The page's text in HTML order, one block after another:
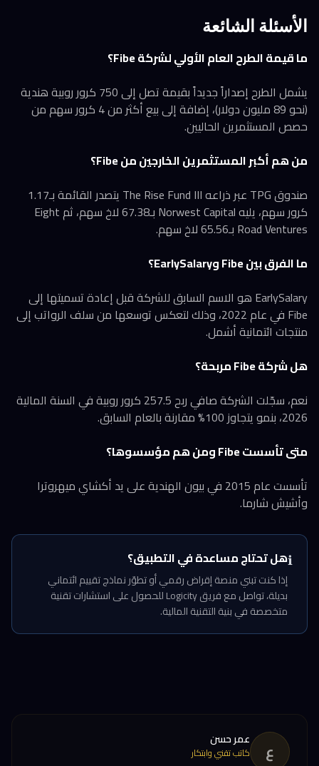
الأسئلة الشائعة
ما قيمة الطرح العام الأولي لشركة Fibe؟
يشمل الطرح إصداراً جديداً بقيمة تصل إلى 750 كرور روبية هندية
(نحو 89 مليون دولار)، إضافة إلى بيع أكثر من 4 كرور سهم من
حصص المستثمرين الحاليين.
من هم أكبر المستثمرين الخارجين من Fibe؟
صندوق TPG عبر ذراعه The Rise Fund III يتصدر القائمة بـ1.17
كرور سهم، يليه Norwest Capital بـ67.38 لاخ سهم، ثم Eight
Road Ventures بـ65.56 لاخ سهم.
ما الفرق بين Fibe وEarlySalary؟
EarlySalary هو الاسم السابق للشركة قبل إعادة تسميتها إلى
Fibe في عام 2022، وذلك لتعكس توسعها من سلف الرواتب إلى
منتجات ائتمانية أشمل.
هل شركة Fibe مربحة؟
نعم، سجّلت الشركة صافي ربح 257.5 كرور روبية في السنة المالية
2026، بنمو يتجاوز 100% مقارنة بالعام السابق.
متى تأسست Fibe ومن هم مؤسسوها؟
تأسست عام 2015 في بيون الهندية على يد أكشاي ميهروترا
وأشيش شارما.
ℹ️هل تحتاج مساعدة في التطبيق؟
إذا كنت تبني منصة إقراض رقمي أو تطوّر نماذج تقييم ائتماني
بديلة، تواصل مع فريق Logicity للحصول على استشارات تقنية
متخصصة في بنية التقنية المالية.
ع عمر حسن
كاتب تقني وابتكار